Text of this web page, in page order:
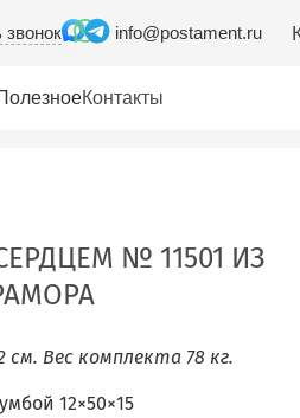
звонок info@postament.ru
Контакты
№ 11501 ИЗ
см. Вес комплекта 78 кг.
12×50×15